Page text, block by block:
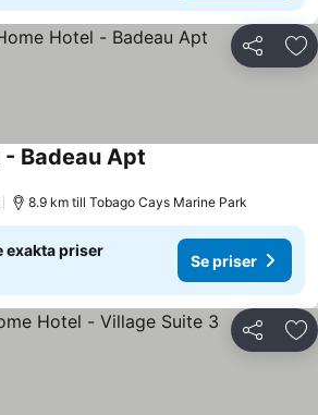
Dela
- Badeau Apt
8.9 km till Tobago Cays Marine Park
exakta priser
Se priser
Dela